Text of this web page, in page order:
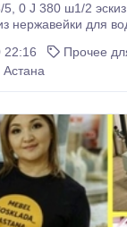
0 J 380 ш1/2
нержавейки для
Мощность 5, 0кВт.
1/2..
22:16
Прочее
Астана